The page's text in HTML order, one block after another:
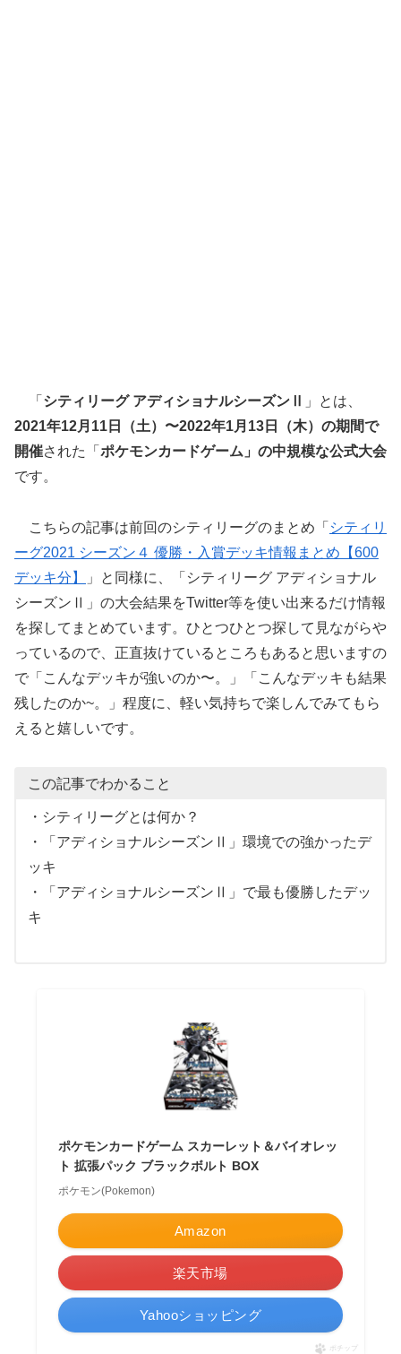
「 シティリーグ アディショナルシーズンⅡ
」とは、
2021年12月11日（土）〜2022年1月13日（木）の期間で
開催された「 ポケモンカードゲーム」の中規模な公式大会
です。
こちらの記事は前回のシティリーグのまとめ「 シティリ
ーグ2021 シーズン４ 優勝・入賞デッキ情報まとめ【600
デッキ分】
」と同様に、
「シティリーグ アディショナル
シーズンⅡ」の大会結果をTwitter等を使い出来るだけ情報
を探してまとめています。ひとつひとつ探して見ながらや
っているので、正直抜けているところもあると思いますの
で「こんなデッキが強いのか〜。」「こんなデッキも結果
残したのか~。」程度に、軽い気持ちで楽しんでみてもら
えると嬉しいです。
この記事でわかること
・シティリーグとは何か？
・「 アディショナルシーズンⅡ」環境での強かったデ
ッキ
・
「 アディショナルシーズンⅡ」で最も優勝したデッ
キ
ポケモンカードゲーム スカーレット＆バイオレッ
ト 拡張パック ブラックボルト BOX
ポケモン(Pokemon)
Amazon
楽天市場
Yahooショッピング
ポチップ